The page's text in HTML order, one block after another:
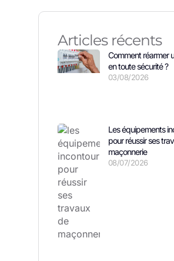
Articles récents
Comment réarmer
en toute sécurité ?
03/08/2026
Les équipements
pour réussir ses
maçonnerie
08/07/2026